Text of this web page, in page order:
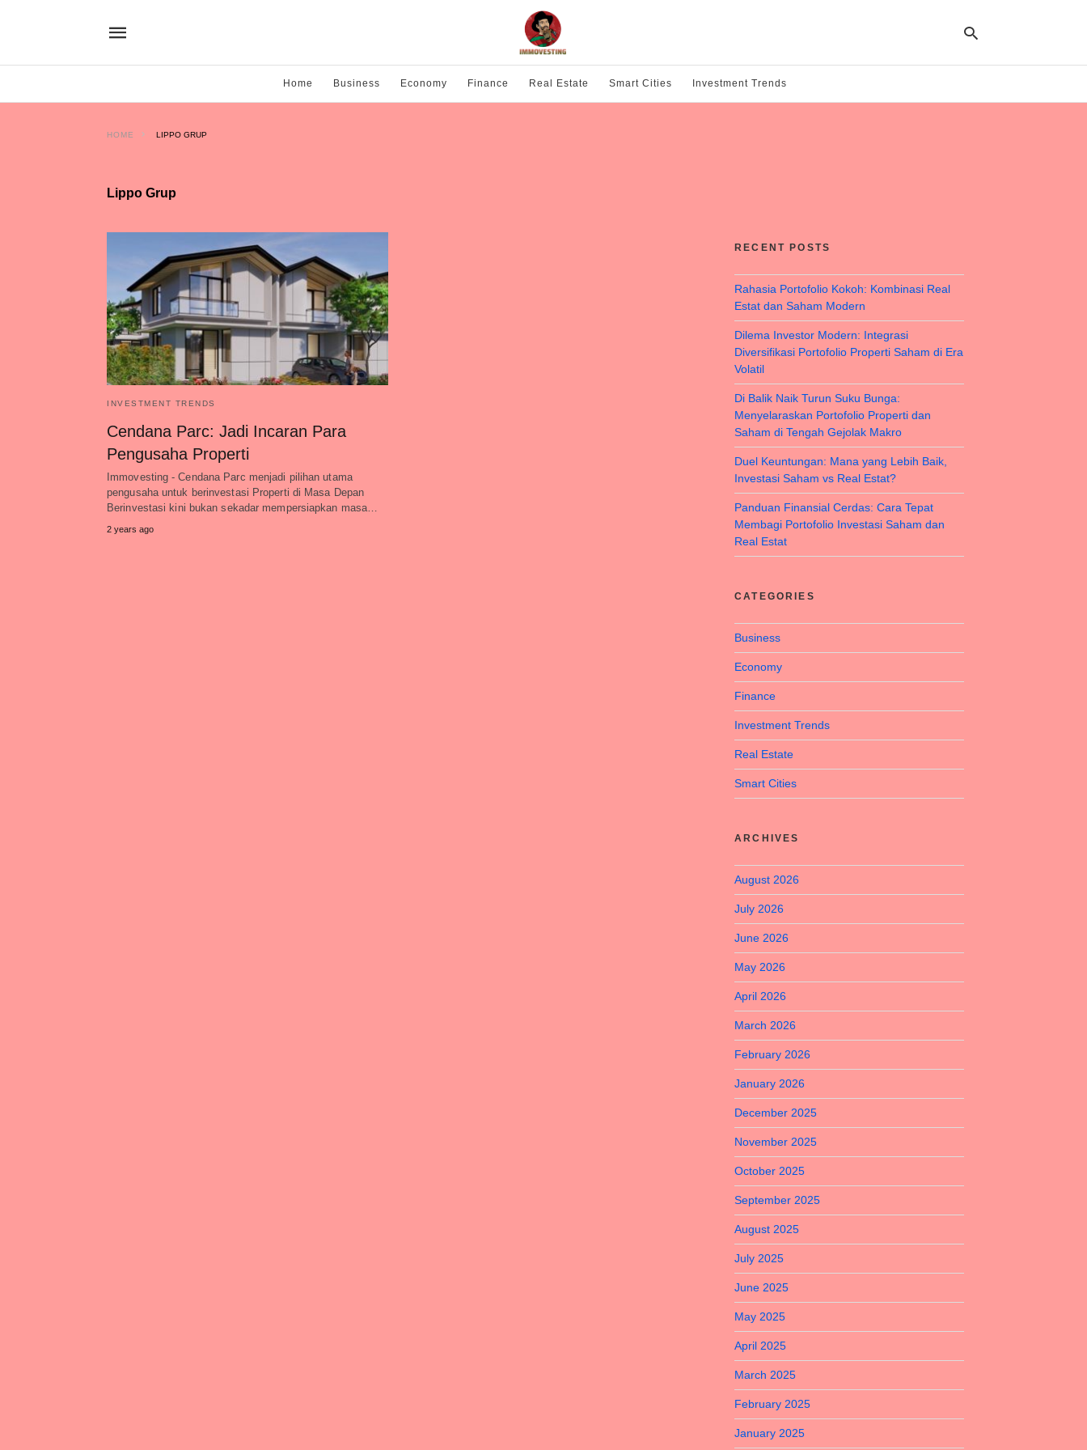
Home Business Economy Finance Real Estate Smart Cities Investment Trends
HOME LIPPO GRUP
Lippo Grup
INVESTMENT TRENDS
Cendana Parc: Jadi Incaran Para
Pengusaha Properti
Immovesting - Cendana Parc menjadi pilihan utama
pengusaha untuk berinvestasi Properti di Masa Depan
Berinvestasi kini bukan sekadar mempersiapkan masa…
2 years ago
RECENT POSTS
Rahasia Portofolio Kokoh: Kombinasi Real
Estat dan Saham Modern
Dilema Investor Modern: Integrasi
Diversifikasi Portofolio Properti Saham di Era
Volatil
Di Balik Naik Turun Suku Bunga:
Menyelaraskan Portofolio Properti dan
Saham di Tengah Gejolak Makro
Duel Keuntungan: Mana yang Lebih Baik,
Investasi Saham vs Real Estat?
Panduan Finansial Cerdas: Cara Tepat
Membagi Portofolio Investasi Saham dan
Real Estat
CATEGORIES
Business
Economy
Finance
Investment Trends
Real Estate
Smart Cities
ARCHIVES
August 2026
July 2026
June 2026
May 2026
April 2026
March 2026
February 2026
January 2026
December 2025
November 2025
October 2025
September 2025
August 2025
July 2025
June 2025
May 2025
April 2025
March 2025
February 2025
January 2025